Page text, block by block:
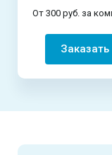
От 300 руб. за
Заказать